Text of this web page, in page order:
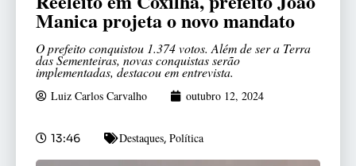
Manica projeta o novo mandato
O prefeito conquistou 1.374 votos. Além de ser a Terra
das Sementeiras, novas conquistas serão
implementadas, destacou em entrevista.
Luiz Carlos Carvalho outubro 12, 2024
13:46 Destaques, Política